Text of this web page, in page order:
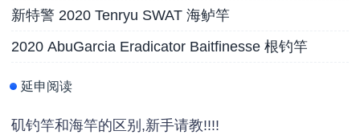
新特警 2020 Tenryu SWAT 海鲈竿
2020 AbuGarcia Eradicator Baitfinesse 根钓竿
延申阅读
矶钓竿和海竿的区别,新手请教!!!!